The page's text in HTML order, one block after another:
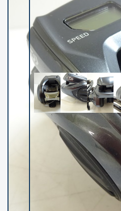
イシグロ富士店
イシグロ御殿場店
イシグロ伊東店
(102119)
SA(2946)
(17275)
B+(12268)
(21943)
(38721)